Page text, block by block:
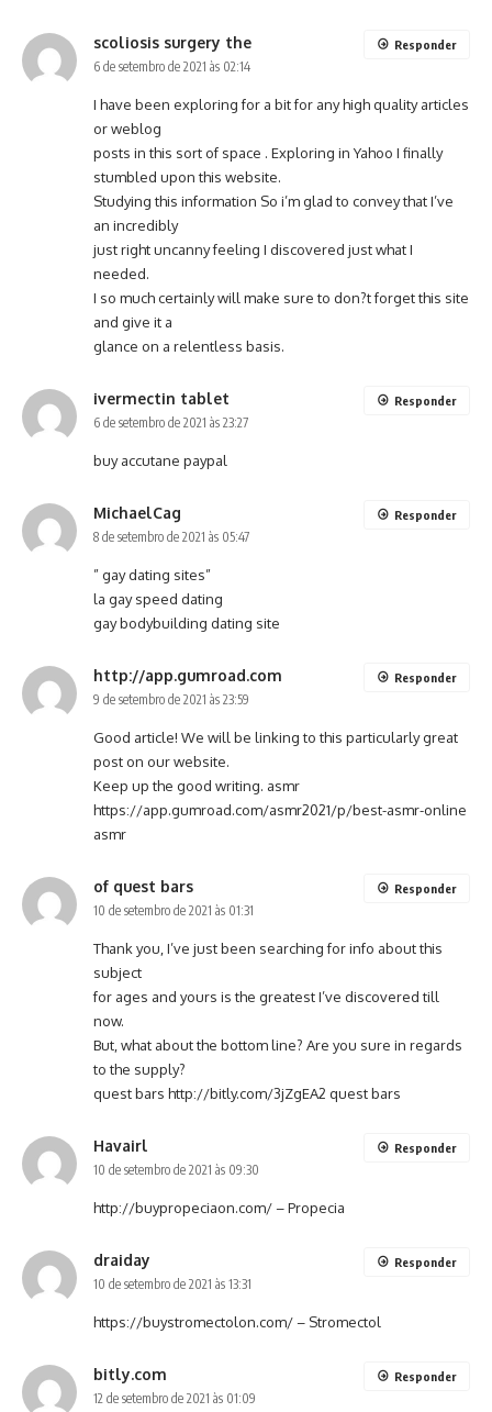
scoliosis surgery the
6 de setembro de 2021 às 02:14
I have been exploring for a bit for any high quality articles
or weblog
posts in this sort of space . Exploring in Yahoo I finally
stumbled upon this website.
Studying this information So i’m glad to convey that I’ve
an incredibly
just right uncanny feeling I discovered just what I
needed.
I so much certainly will make sure to don?t forget this site
and give it a
glance on a relentless basis.
Responder
ivermectin tablet
6 de setembro de 2021 às 23:27
buy accutane paypal
Responder
MichaelCag
8 de setembro de 2021 às 05:47
” gay dating sites”
la gay speed dating
gay bodybuilding dating site
Responder
http://app.gumroad.com
9 de setembro de 2021 às 23:59
Good article! We will be linking to this particularly great
post on our website.
Keep up the good writing. asmr
https://app.gumroad.com/asmr2021/p/best-asmr-online
asmr
Responder
of quest bars
10 de setembro de 2021 às 01:31
Thank you, I’ve just been searching for info about this
subject
for ages and yours is the greatest I’ve discovered till
now.
But, what about the bottom line? Are you sure in regards
to the supply?
quest bars http://bitly.com/3jZgEA2 quest bars
Responder
Havairl
10 de setembro de 2021 às 09:30
http://buypropeciaon.com/– Propecia
Responder
draiday
10 de setembro de 2021 às 13:31
https://buystromectolon.com/– Stromectol
Responder
bitly.com
12 de setembro de 2021 às 01:09
Responder